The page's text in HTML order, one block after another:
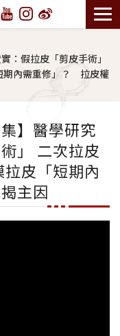
：假拉皮「剪皮手術」
期內需重修」？ 拉皮權
】醫學研究
」 二次拉皮
皮「短期內
主因